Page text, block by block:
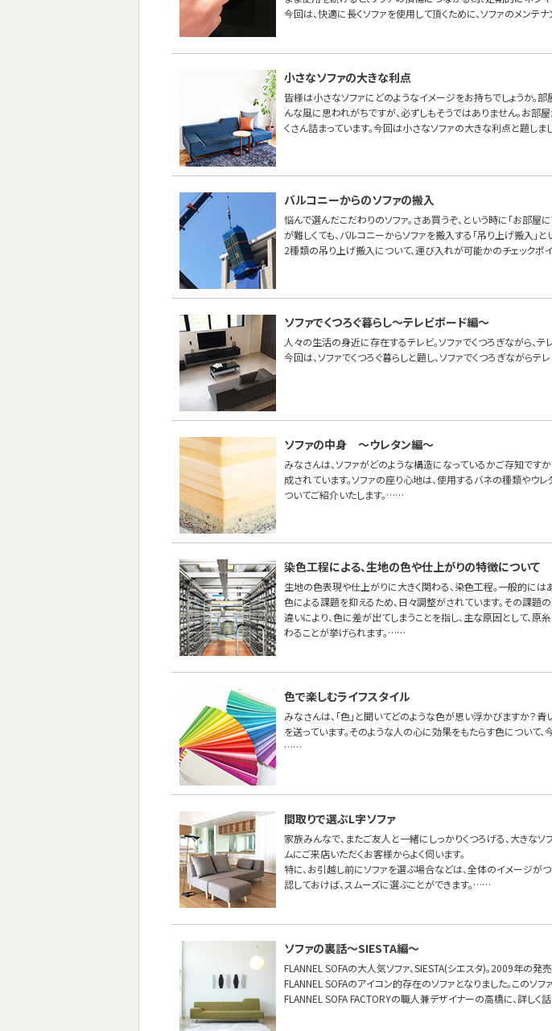
今回は、快適に長くソファを使用して頂くために、ソファのメン
小さなソファの大きな利点
皆様は小さなソファにどのようなイメージをお持ちでしょうか。
んな風に思われがちですが、必ずしもそうではありません。お
くさん詰まっています。今回は小さなソファの大きな利点と題し
バルコニーからのソファの搬入
悩んで選んだこだわりのソファ。さあ買うぞ、という時に「お部屋
が難しくても、バルコニーからソファを搬入する「吊り上げ搬入
2種類の吊り上げ搬入について、運び入れが可能かのチェックポ
ソファでくつろぐ暮らし〜テレビボード編〜
人々の生活の身近に存在するテレビ。ソファでくつろぎながら、テ
今回は、ソファでくつろぐ暮らしと題し、ソファでくつろぎなが
ソファの中身 ～ウレタン編～
みなさんは、ソファがどのような構造になっているかご存知です
成されています。ソファの座り心地は、使用するバネの種類やウレ
ついてご紹介いたします。……
染色工程による、生地の色や仕上がりの特徴について
生地の色表現や仕上がりに大きく関わる、染色工程。一般的に
色による課題を抑えるため、日々調整がされています。その課題の
違いにより、色に差が出てしまうことを指し、主な原因として
わることが挙げられます。……
色で楽しむライフスタイル
みなさんは、「色」と聞いてどのような色が思い浮かびますか？
を送っています。そのような人の心に効果をもたらす色について
……
間取りで選ぶL字ソファ
家族みんなで、またご友人と一緒にしっかりくつろげる、大きな
ムにご来店いただくお客様からよく伺います。
特に、お引越し前にソファを選ぶ場合などは、全体のイメージが
認しておけば、スムーズに選ぶことができます。……
ソファの裏話〜SIESTA編〜
FLANNEL SOFAの大人気ソファ、SIESTA(シエスタ)。2009年の
FLANNEL SOFAのアイコン的存在のソファとなりました。このソ
FLANNEL SOFA FACTORYの職人兼デザイナーの高橋に、詳しく